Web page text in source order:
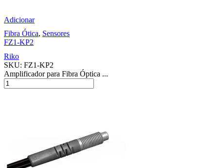
Adicionar
Fibra Ótica, Sensores
FZ1-KP2
Riko
SKU: FZ1-KP2
Amplificador para Fibra Óptica ...